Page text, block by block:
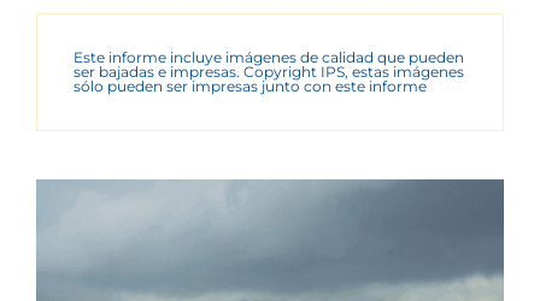
Este informe incluye imágenes de calidad que pueden
ser bajadas e impresas. Copyright IPS, estas imágenes
sólo pueden ser impresas junto con este informe